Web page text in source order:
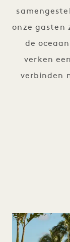
onze gasten
de
verken
verbinden